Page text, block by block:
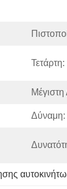
Τετάρτη:
Δύναμη: